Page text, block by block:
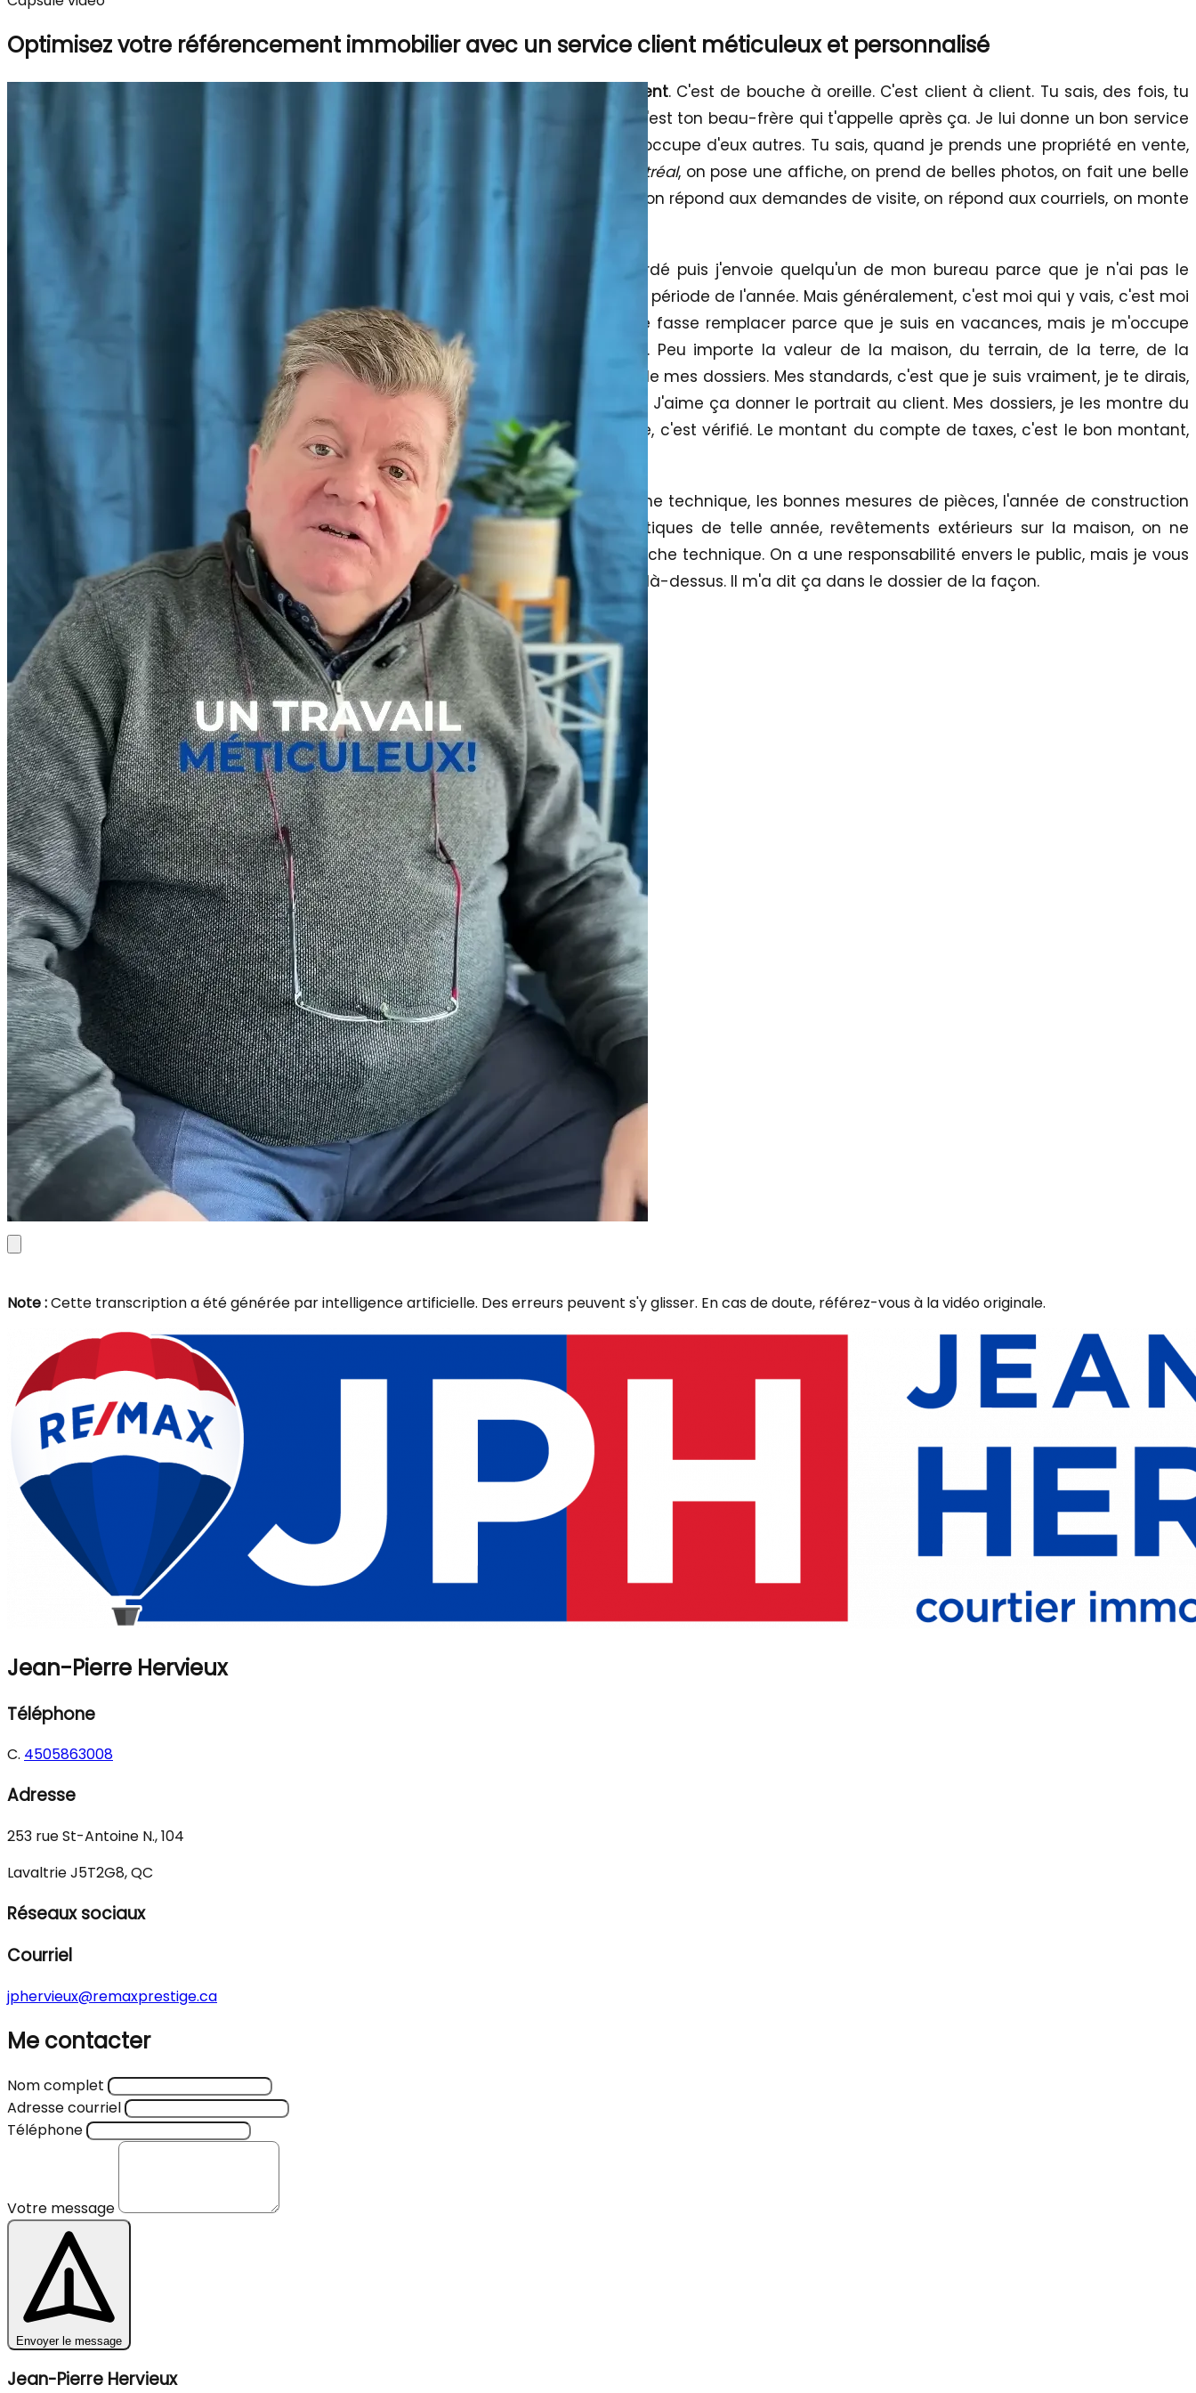
Optimisez votre référencement immobilier avec un service client méticuleux et personnalisé
référencement. C'est de bouche à oreille. C'est client à client. Tu sais, des fois, tu
prends une propriété en vente, puis c'est ton beau-frère qui t'appelle après ça. Je lui donne un bon service
aussi, puis je suis professionnel, je m'occupe d'eux autres. Tu sais, quand je prends une propriété en vente,
Journal de Montréal, on pose une affiche, on prend de belles photos, on fait une belle
description, on répond au téléphone, on répond aux demandes de visite, on répond aux courriels, on monte
un beau dossier aussi.
Ça pourrait arriver que je sois débordé puis j'envoie quelqu'un de mon bureau parce que je n'ai pas le
temps d'y aller, tout dépendant de la période de l'année. Mais généralement, c'est moi qui y vais, c'est moi
qui m'en occupe. À moins que je me fasse remplacer parce que je suis en vacances, mais je m'occupe
personnellement de chaque dossier. Peu importe la valeur de la maison, du terrain, de la terre, de la
propriété comme telle, je m'occupe de mes dossiers. Mes standards, c'est que je suis vraiment, je te dirais,
pas perfectionniste, mais
méticuleux
. J'aime ça donner le portrait au client. Mes dossiers, je les montre du
mieux que je peux. Ce n'est pas ironie, c'est vérifié. Le montant du compte de taxes, c'est le bon montant,
c'est la bonne évaluation.
Le bon emplacement aussi sur la fiche technique, les bonnes mesures de pièces, l'année de construction
qui est vérifiée, les installations septiques de telle année, revêtements extérieurs sur la maison, on ne
marque pas n'importe quoi dans la fiche technique. On a une responsabilité envers le public, mais je vous
dirais que je suis très, très orgueilleux là-dessus. Il m'a dit ça dans le dossier de la façon.
Note :Cette transcription a été générée par intelligence artificielle. Des erreurs peuvent s'y glisser. En cas de doute, référez-vous à la vidéo originale.
Jean-Pierre Hervieux
Téléphone
C. 4505863008
Adresse
253 rue St-Antoine N., 104
Lavaltrie J5T2G8, QC
Réseaux sociaux
Courriel
jphervieux@remaxprestige.ca
Me contacter
Nom complet
Adresse courriel
Téléphone
Votre message
Envoyer le message
Jean-Pierre Hervieux